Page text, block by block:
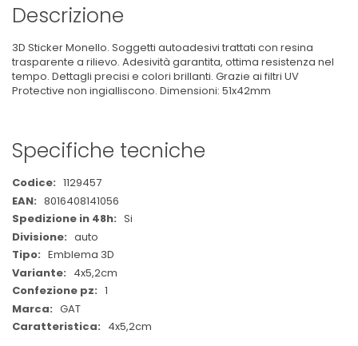
Descrizione
3D Sticker Monello. Soggetti autoadesivi trattati con resina
trasparente a rilievo. Adesività garantita, ottima resistenza nel
tempo. Dettagli precisi e colori brillanti. Grazie ai filtri UV
Protective non ingialliscono. Dimensioni: 51x42mm
Specifiche tecniche
Maggiori
Informazioni
1129457
8016408141056
Si
auto
Emblema 3D
4x5,2cm
1
GAT
4x5,2cm